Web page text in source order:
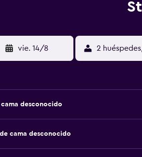
vie. 14/8 2
desconocido
cama desconocido